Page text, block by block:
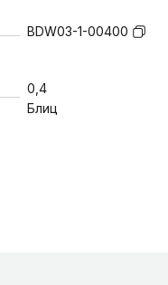
BDW03-1-00400
0,4
Блиц